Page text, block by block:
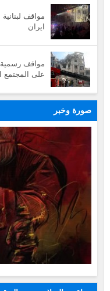
مواقف
ايران
مواقف رسمية
على المجتمع
صورة وخبر